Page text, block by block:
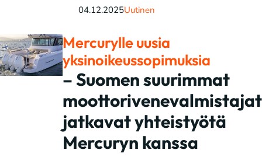
04.12.2025Uutinen
Mercurylle uusia
yksinoikeussopimuksia
– Suomen suurimmat
moottorivenevalmistajat
jatkavat yhteistyötä
Mercuryn kanssa